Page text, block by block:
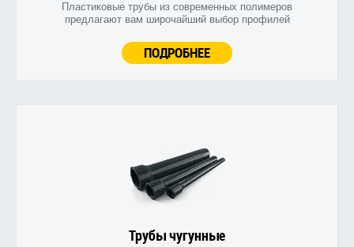
Пластиковые трубы из современных полимеров
предлагают вам широчайший выбор профилей
ПОДРОБНЕЕ
Трубы чугунные